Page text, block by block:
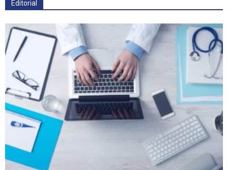
Editorial